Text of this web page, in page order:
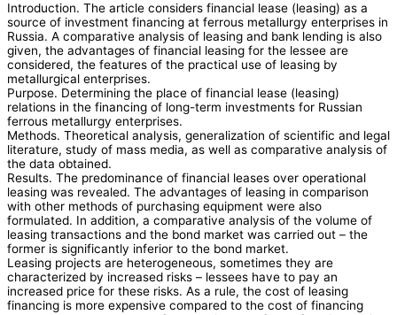
Introduction. The article considers financial lease (leasing) as a
source of investment financing at ferrous metallurgy enterprises in
Russia. A comparative analysis of leasing and bank lending is also
given, the advantages of financial leasing for the lessee are
considered, the features of the practical use of leasing by
metallurgical enterprises.
Purpose. Determining the place of financial lease (leasing)
relations in the financing of long-term investments for Russian
ferrous metallurgy enterprises.
Methods. Theoretical analysis, generalization of scientific and legal
literature, study of mass media, as well as comparative analysis of
the data obtained.
Results. The predominance of financial leases over operational
leasing was revealed. The advantages of leasing in comparison
with other methods of purchasing equipment were also
formulated. In addition, a comparative analysis of the volume of
leasing transactions and the bond market was carried out – the
former is significantly inferior to the bond market.
Leasing projects are heterogeneous, sometimes they are
characterized by increased risks – lessees have to pay an
increased price for these risks. As a rule, the cost of leasing
financing is more expensive compared to the cost of financing